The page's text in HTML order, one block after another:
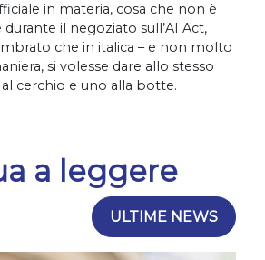
in materia, cosa che non è
il negoziato sull’AI Act,
che in italica – e non molto
si volesse dare allo stesso
cerchio e uno alla botte.
a leggere
ULTIME NEWS